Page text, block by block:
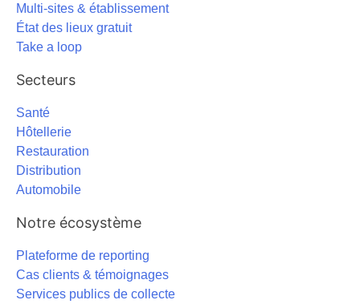
Multi-sites & établissement
État des lieux gratuit
Take a loop
Secteurs
Santé
Hôtellerie
Restauration
Distribution
Automobile
Notre écosystème
Plateforme de reporting
Cas clients & témoignages
Services publics de collecte